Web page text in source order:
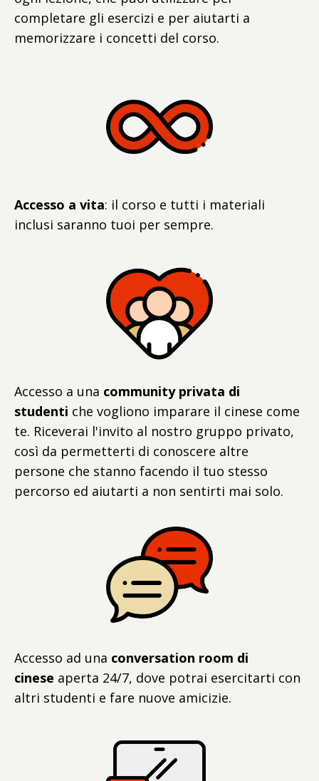
completare gli esercizi e per aiutarti a
memorizzare i concetti del corso.
Accesso a vita: il corso e tutti i materiali
inclusi saranno tuoi per sempre.
Accesso a una community privata di
studenti che vogliono imparare il cinese come
te. Riceverai l'invito al nostro gruppo privato,
così da permetterti di conoscere altre
persone che stanno facendo il tuo stesso
percorso ed aiutarti a non sentirti mai solo.
Accesso ad una conversation room di
cinese aperta 24/7, dove potrai esercitarti con
altri studenti e fare nuove amicizie.